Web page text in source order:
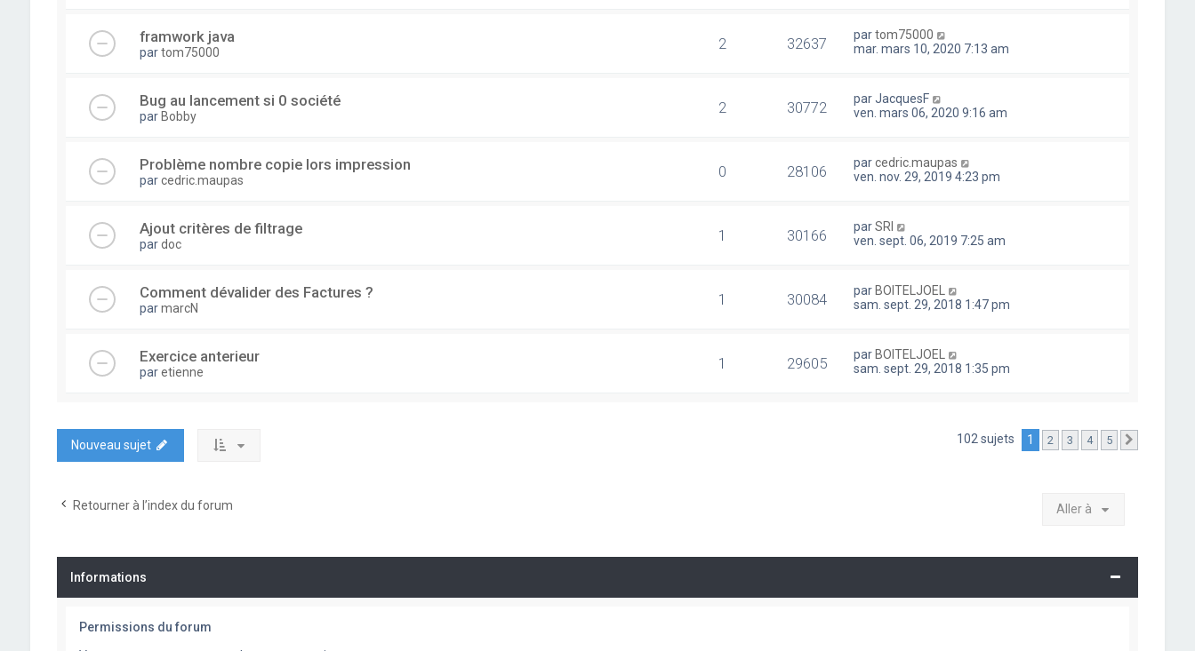
framwork java
partom75000 2 32637 partom75000
mar. mars 10, 2020 7:13 am
Bug au lancement si 0 société
par Bobby 2 30772 parJacquesF
ven. mars 06, 2020 9:16 am
Problème nombre copie lors impression
parcedric.maupas 0 28106 parcedric.maupas
ven. nov. 29, 2019 4:23 pm
Ajout critères de filtrage
pardoc 1 30166 parSRI
ven. sept. 06, 2019 7:25 am
Comment dévalider des Factures ?
parmarcN 1 30084 par BOITELJOEL
sam. sept. 29, 2018 1:47 pm
Exercice anterieur
paretienne 1 29605 par BOITELJOEL
sam. sept. 29, 2018 1:35 pm
Nouveau sujet 102 sujets 1 2 3 4 5
Retourner à l’index du forum Aller à
Informations
Permissions du forum